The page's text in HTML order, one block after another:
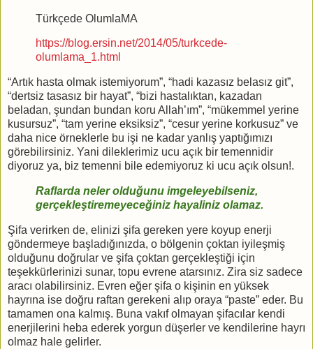
Türkçede OlumlaMA
https://blog.ersin.net/2014/05/turkcede-
olumlama_1.html
“Artık hasta olmak istemiyorum”, “hadi kazasız belasız git”,
“dertsiz tasasız bir hayat”, “bizi hastalıktan, kazadan
beladan, şundan bundan koru Allah’ım”, “mükemmel yerine
kusursuz”, “tam yerine eksiksiz”, “cesur yerine korkusuz” ve
daha nice örneklerle bu işi ne kadar yanlış yaptığımızı
görebilirsiniz. Yani dileklerimiz ucu açık bir temennidir
diyoruz ya, biz temenni bile edemiyoruz ki ucu açık olsun!.
Raflarda neler olduğunu imgeleyebilseniz,
gerçekleştiremeyeceğiniz hayaliniz olamaz.
Şifa verirken de, elinizi şifa gereken yere koyup enerji
göndermeye başladığınızda, o bölgenin çoktan iyileşmiş
olduğunu doğrular ve şifa çoktan gerçekleştiği için
teşekkürlerinizi sunar, topu evrene atarsınız. Zira siz sadece
aracı olabilirsiniz. Evren eğer şifa o kişinin en yüksek
hayrına ise doğru raftan gerekeni alıp oraya “paste” eder. Bu
tamamen ona kalmış. Buna vakıf olmayan şifacılar kendi
enerjilerini heba ederek yorgun düşerler ve kendilerine hayrı
olmaz hale gelirler.